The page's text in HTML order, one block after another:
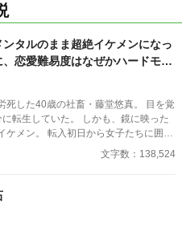
タルのまま超絶イケメンになっ
恋愛難易度はなぜかハードモー
死した40歳の社畜・藤堂悠真。 目を覚
た。 しかも、鏡に映った
女子たちに囲ま
だが、社畜思考が抜けず**「これはマ
そして、モテすぎて業
ち着いていて、悠真をさりげなくフォ
文字数：138,524